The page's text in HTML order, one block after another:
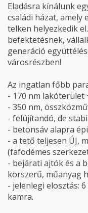
Eladásra kínálunk
családi házat, amely
telken helyezkedik
befektetésnek,
generáció
városrészben!
Az ingatlan főbb
- 170 nm lakóterület
- 350 nm,
- felújítandó, de
- betonsáv alapra
- a tető teljesen ÚJ,
(fafödémes
- bejárati ajtók és a
korszerű, műanyag
- jelenlegi elosztás:
kamra.